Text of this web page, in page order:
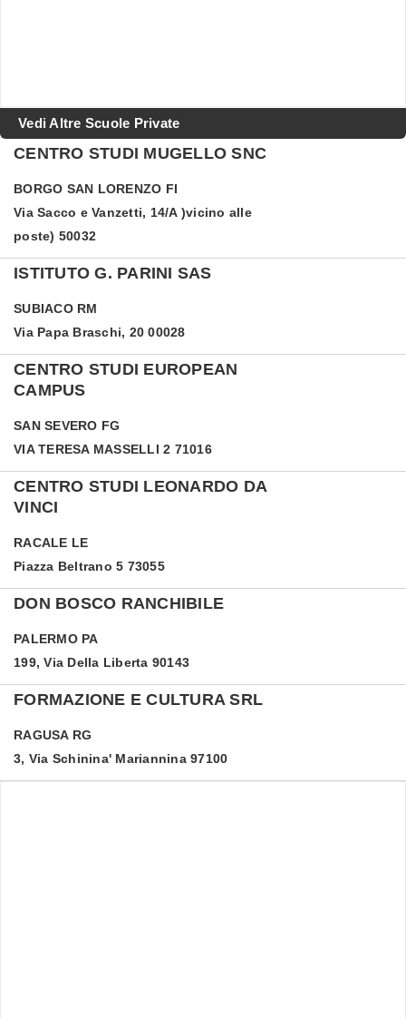
Vedi Altre Scuole Private
CENTRO STUDI MUGELLO SNC
BORGO SAN LORENZO FI
Via Sacco e Vanzetti, 14/A )vicino alle
poste) 50032
ISTITUTO G. PARINI SAS
SUBIACO RM
Via Papa Braschi, 20 00028
CENTRO STUDI EUROPEAN
CAMPUS
SAN SEVERO FG
VIA TERESA MASSELLI 2 71016
CENTRO STUDI LEONARDO DA
VINCI
RACALE LE
Piazza Beltrano 5 73055
DON BOSCO RANCHIBILE
PALERMO PA
199, Via Della Liberta 90143
FORMAZIONE E CULTURA SRL
RAGUSA RG
3, Via Schinina' Mariannina 97100